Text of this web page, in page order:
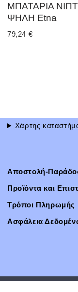
ΜΠΑΤΑΡΙΑ
ΨΗΛΗ Etna
79,24 €
Χάρτης
Αποστολή-
Προϊόντα και
Τρόποι Πληρωμής
Ασφάλεια